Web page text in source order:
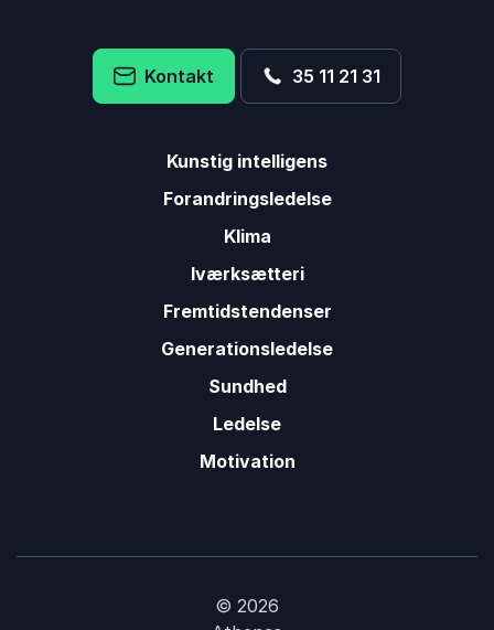
Kontakt 35 11 21 31
Kunstig intelligens
Forandringsledelse
Klima
Iværksætteri
Fremtidstendenser
Generationsledelse
Sundhed
Ledelse
Motivation
© 2026